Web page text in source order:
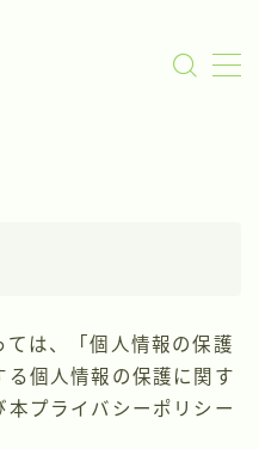
は、「個人情報の保護
る個人情報の保護に関す
プライバシーポリシー